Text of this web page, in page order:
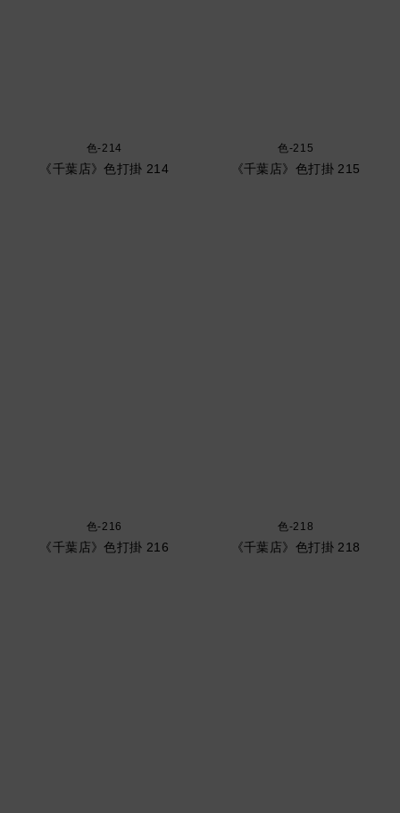
色-214
《千葉店》色打掛 214
色-215
《千葉店》色打掛 215
色-216
《千葉店》色打掛 216
色-218
《千葉店》色打掛 218